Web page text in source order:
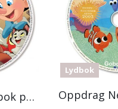
Pinocchio – Lydbok på CD
Lydbok